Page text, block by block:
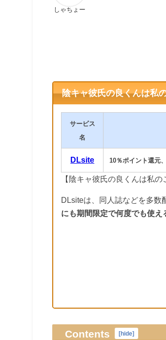
しゃちょー
陰キャ彼氏の良くんは私
サービス
名
DLsite 10％ポイント還元
【陰キャ彼氏の良くんは私
DLsiteは、同人誌などを多数
にも期間限定で何度でも使え
Contents [hide]